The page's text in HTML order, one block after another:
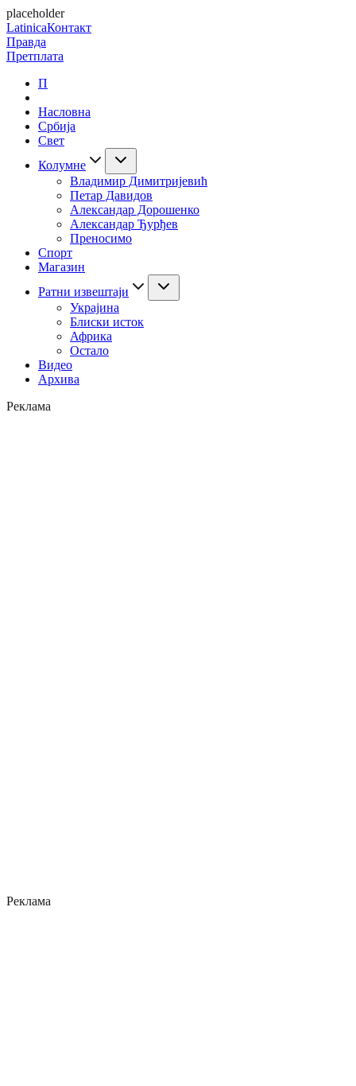
placeholder
LatinicaКонтакт
Правда
Претплата
П
Насловна
Србија
Свет
Колумне
Владимир Димитријевић
Петар Давидов
Александар Дорошенко
Александар Ђурђев
Преносимо
Спорт
Магазин
Ратни извештаји
Украјина
Блиски исток
Африка
Остало
Видео
Архива
Реклама
Реклама